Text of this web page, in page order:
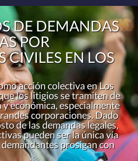
DE DEMANDAS
POR
CIVILES EN LOS
acción colectiva en Los
los litigios se tramiten de
económica, especialmente
corporaciones. Dado
de las demandas legales,
pueden ser la única vía
prosigan con